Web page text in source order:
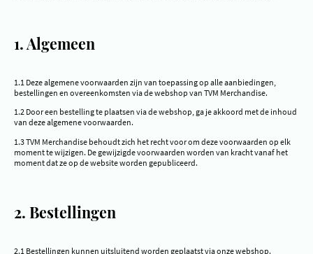
1. Algemeen
1.1 Deze algemene voorwaarden zijn van toepassing op alle aanbiedingen,
bestellingen en overeenkomsten via de webshop van TVM Merchandise.
1.2 Door een bestelling te plaatsen via de webshop, ga je akkoord met de inhoud
van deze algemene voorwaarden.
1.3 TVM Merchandise behoudt zich het recht voor om deze voorwaarden op elk
moment te wijzigen. De gewijzigde voorwaarden worden van kracht vanaf het
moment dat ze op de website worden gepubliceerd.
2. Bestellingen
2.1 Bestellingen kunnen uitsluitend worden geplaatst via onze webshop.